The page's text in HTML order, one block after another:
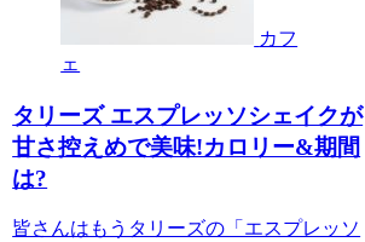
カフ
ェ
タリーズ エスプレッソシェイクが
甘さ控えめで美味!カロリー&期間
は?
皆さんはもうタリーズの「エスプレッソ